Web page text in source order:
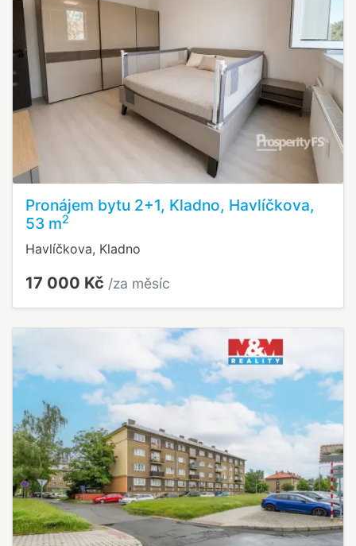
Pronájem bytu 2+1, Kladno, Havlíčkova,
53 m2
Havlíčkova, Kladno
17 000 Kč /za měsíc